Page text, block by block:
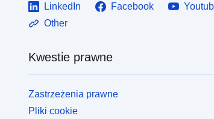
LinkedIn Facebook
Other
Kwestie prawne
Zastrzeżenia prawne
Pliki cookie